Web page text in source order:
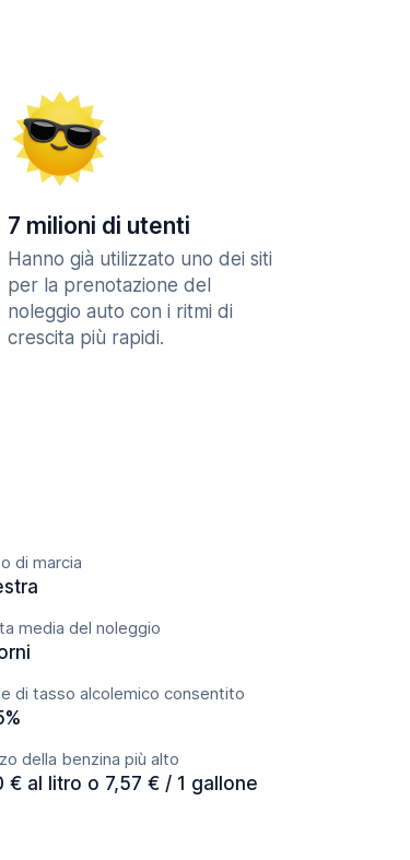
7 milioni di utenti
Hanno già utilizzato uno dei siti
per la prenotazione del
noleggio auto con i ritmi di
crescita più rapidi.
di marcia
media del noleggio
di tasso alcolemico consentito
della benzina più alto
€ al litro o 7,57 € / 1 gallone